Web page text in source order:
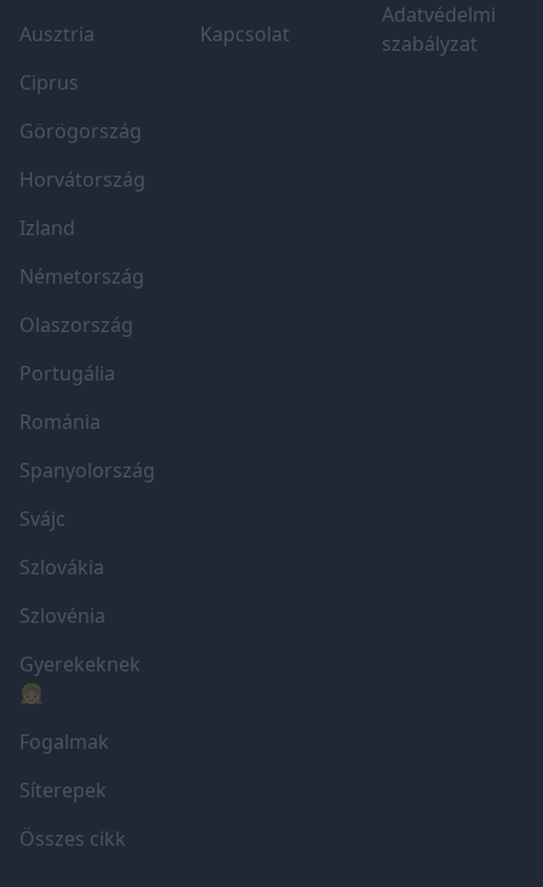
Ausztria
Ciprus
Görögország
Horvátország
Izland
Németország
Olaszország
Portugália
Románia
Spanyolország
Svájc
Szlovákia
Szlovénia
Gyerekeknek
👧🏼
Fogalmak
Síterepek
Összes cikk
Kapcsolat
Adatvédelmi
szabályzat